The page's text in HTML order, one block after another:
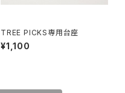
TREE PICKS専用台座
¥1,100